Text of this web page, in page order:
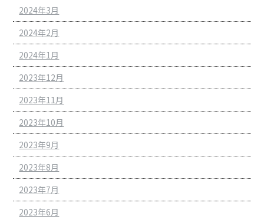
2024年3月
2024年2月
2024年1月
2023年12月
2023年11月
2023年10月
2023年9月
2023年8月
2023年7月
2023年6月